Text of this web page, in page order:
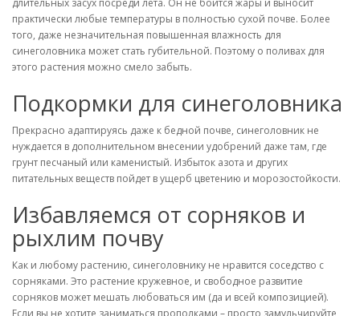
длительных засух посреди лета. Он не боится жары и выносит
практически любые температуры в полностью сухой почве. Более
того, даже незначительная повышенная влажность для
синеголовника может стать губительной. Поэтому о поливах для
этого растения можно смело забыть.
Подкормки для синеголовника
Прекрасно адаптируясь даже к бедной почве, синеголовник не
нуждается в дополнительном внесении удобрений даже там, где
грунт песчаный или каменистый. Избыток азота и других
питательных веществ пойдет в ущерб цветению и морозостойкости.
Избавляемся от сорняков и
рыхлим почву
Как и любому растению, синеголовнику не нравится соседство с
сорняками. Это растение кружевное, и свободное развитие
сорняков может мешать любоваться им (да и всей композицией).
Если вы не хотите заниматься прополками – просто замульчируйте